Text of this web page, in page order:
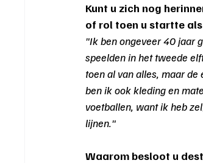
Kunt u zich nog
of rol toen u startte
"Ik ben ongeveer 40 jaar
speelden in het tweede
toen al van alles, maar
ben ik ook kleding en
voetballen, want ik heb
lijnen."
Waarom besloot u